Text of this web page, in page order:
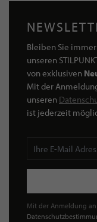
Bleiben Sie immer
unseren
von exklusiven
Mit der
unseren
ist jederzeit
Mit der Anmeldung